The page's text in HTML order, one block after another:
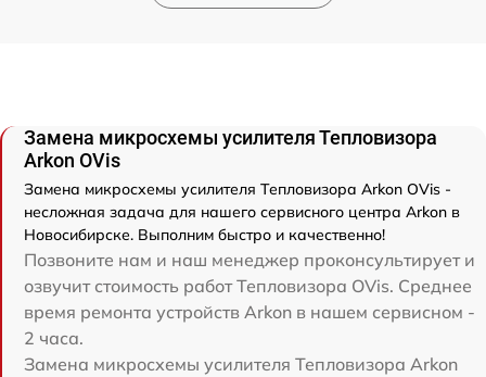
Замена микросхемы усилителя Тепловизора
Arkon OVis
Замена микросхемы усилителя Тепловизора Arkon OVis -
несложная задача для нашего сервисного центра Arkon в
Новосибирске. Выполним быстро и качественно!
Позвоните нам и наш менеджер проконсультирует и
озвучит стоимость работ Тепловизора OVis. Среднее
время ремонта устройств Arkon в нашем сервисном -
2 часа.
Замена микросхемы усилителя Тепловизора Arkon